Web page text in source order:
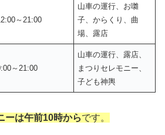
～21:00
山車の運行、お囃
子、からくり、曲
場、露店
～21:00
山車の運行、露店、
まつりセレモニー、
子ども神輿
ーは午前10時からです。